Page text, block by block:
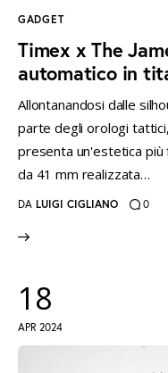
GADGET
Timex x The
automatico in
Allontanandosi dalle
parte degli orologi
presenta un'estetica più
da 41 mm realizzata…
DA LUIGI CIGLIANO 0
18
APR 2024